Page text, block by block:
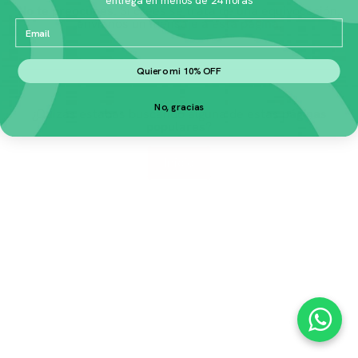
No te preocupes. Si crees se trata de una equivocación,
envíanos un mensaje aesta página.
¿Quizás estabas buscando alguna de estas páginas
Email
Quiero mi 10% OFF
No, gracias